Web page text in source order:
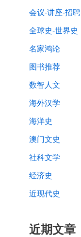
会议-讲座-招聘
全球史-世界史
名家鸿论
图书推荐
数智人文
海外汉学
海洋史
澳门文史
社科文学
经济史
近现代史
近期文章